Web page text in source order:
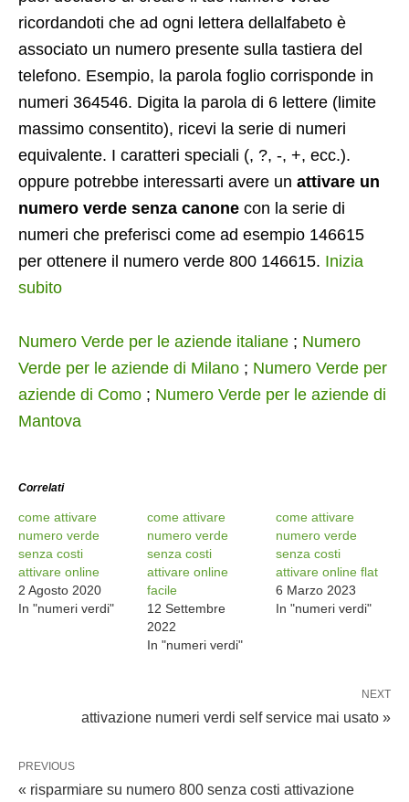
ricordandoti che ad ogni lettera dellalfabeto è
associato un numero presente sulla tastiera del
telefono. Esempio, la parola foglio corrisponde in
numeri 364546. Digita la parola di 6 lettere (limite
massimo consentito), ricevi la serie di numeri
equivalente. I caratteri speciali (, ?, -, +, ecc.).
oppure potrebbe interessarti avere un attivare un
numero verde senza canone con la serie di
numeri che preferisci come ad esempio 146615
per ottenere il numero verde 800 146615. Inizia
subito
Numero Verde per le aziende italiane ; Numero
Verde per le aziende di Milano ; Numero Verde per
aziende di Como ; Numero Verde per le aziende di
Mantova
Correlati
come attivare
numero verde
senza costi
attivare online
2 Agosto 2020
In "numeri verdi"
come attivare
numero verde
senza costi
attivare online
facile
12 Settembre
2022
In "numeri verdi"
come attivare
numero verde
senza costi
attivare online flat
6 Marzo 2023
In "numeri verdi"
NEXT
attivazione numeri verdi self service mai usato »
PREVIOUS
« risparmiare su numero 800 senza costi attivazione